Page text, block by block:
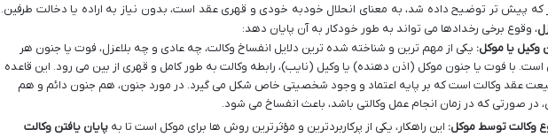
که پیش تر توضیح داده شد، به معنای انحلال خودبه خودی و قهری عقد است، بدون نیاز به اراده یا دخالت طرفین.
، وقوع برخی رخدادها می تواند به طور خودکار به آن پایان دهد:
وکیل یا موکل: یکی از مهم ترین و شناخته شده ترین دلایل انفساخ وکالت، چه عادی و چه بلاعزل، فوت یا جنون هر
است. با فوت یا جنون موکل (اذن دهنده) یا وکیل (نایب)، رابطه وکالت به طور کامل و قهری از بین می رود. این قاعده
عقد وکالت است که بر پایه اعتماد و وجود شخصیتی خاص شکل می گیرد. در مورد جنون، هم جنون دائم و هم
در صورتی که در زمان انجام عمل وکالتی باشد، باعث انفساخ می شود.
وکالت توسط موکل: این راهکار، یکی از پرکاربردترین و مؤثرترین روش ها برای موکل است تا بهپایان یافتن وکالت